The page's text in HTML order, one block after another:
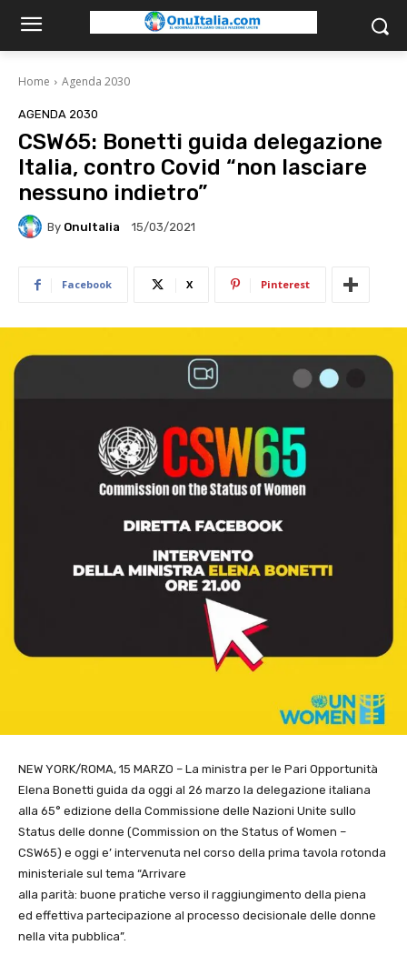
Home Agenda 2030
AGENDA 2030
CSW65: Bonetti guida delegazione
Italia, contro Covid “non lasciare
nessuno indietro”
By OnuItalia 15/03/2021
Facebook X Pinterest
NEW YORK/ROMA, 15 MARZO – La ministra per le Pari Opportunità
Elena Bonetti guida da oggi al 26 marzo la delegazione italiana
alla 65° edizione della Commissione delle Nazioni Unite sullo
Status delle donne (Commission on the Status of Women –
CSW65) e oggi e’ intervenuta nel corso della prima tavola rotonda
ministeriale sul tema “Arrivare
alla parità: buone pratiche verso il raggiungimento della piena
ed effettiva partecipazione al processo decisionale delle donne
nella vita pubblica”.